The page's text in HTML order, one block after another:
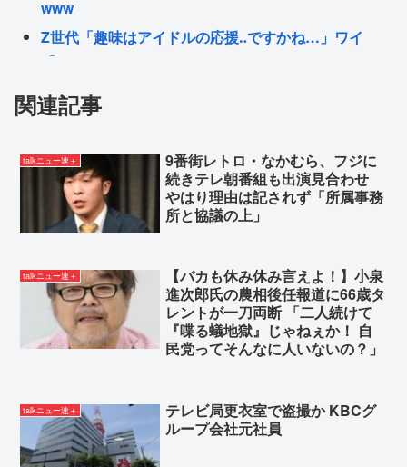
www
Z世代「趣味はアイドルの応援‥ですかね…」ワイ
「きもちわりーwww」
AIでロリコン画像自作しただけのおじさん、🇺🇸か
らの通報で逮捕
たなら申し訳ない」 なにコレ？ジャップ？？？
Powered by livedoor 相互RSS
関連記事
talkニュー速＋
9番街レトロ・なかむら、フジに
続きテレ朝番組も出演見合わせ
やはり理由は記されず「所属事務
所と協議の上」
talkニュー速＋
【バカも休み休み言えよ！】小泉
進次郎氏の農相後任報道に66歳タ
レントが一刀両断 「二人続けて
『喋る蟻地獄』じゃねぇか！ 自
民党ってそんなに人いないの？」
talkニュー速＋
テレビ局更衣室で盗撮か KBCグ
ループ会社元社員